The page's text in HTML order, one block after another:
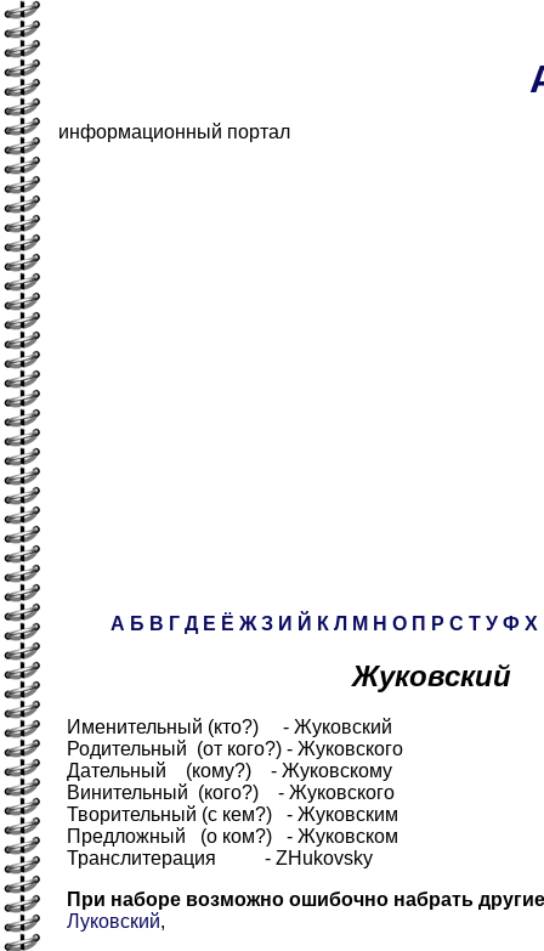
информационный портал
А Б В Г Д Е Ё Ж З И Й К Л М Н О П Р С Т У Ф Х
Жуковский
Именительный (кто?) - Жуковский
Родительный (от кого?) - Жуковского
Дательный (кому?) - Жуковскому
Винительный (кого?) - Жуковского
Творительный (с кем?) - Жуковским
Предложный (о ком?) - Жуковском
Транслитерация - ZHukovsky
При наборе возможно ошибочно набрать
Луковский,